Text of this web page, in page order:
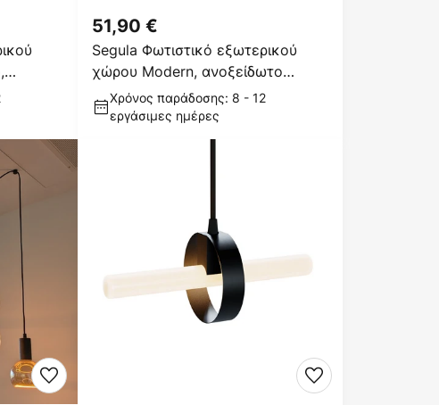
Segula Φωτιστικό εξωτερικού
χώρου Modern, ανοξείδωτο
ατσάλι, γυαλί, μαύρο, E27
51,90 €
Χρόνος παράδοσης: 8 - 12
εργάσιμες ημέρες